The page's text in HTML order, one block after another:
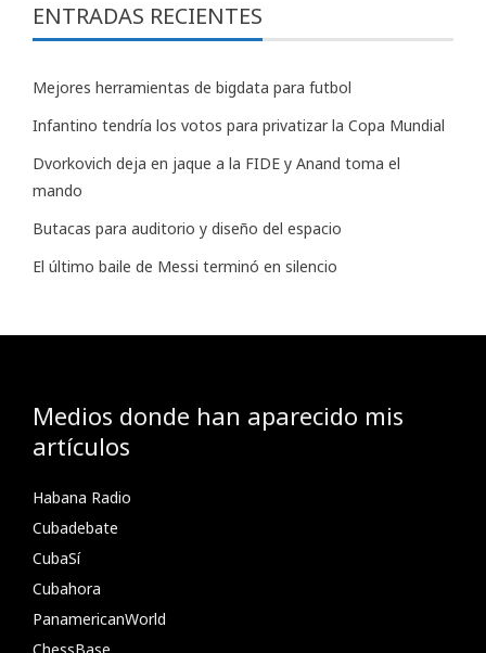
ENTRADAS RECIENTES
Mejores herramientas de bigdata para futbol
Infantino tendría los votos para privatizar la Copa Mundial
Dvorkovich deja en jaque a la FIDE y Anand toma el
mando
Butacas para auditorio y diseño del espacio
El último baile de Messi terminó en silencio
Medios donde han aparecido mis
artículos
Habana Radio
Cubadebate
CubaSí
Cubahora
PanamericanWorld